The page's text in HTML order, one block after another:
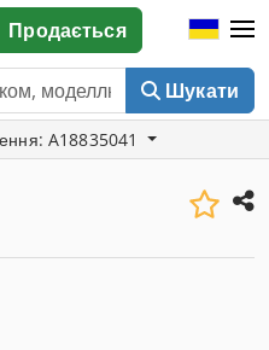
Шукати
Продається
A18835041